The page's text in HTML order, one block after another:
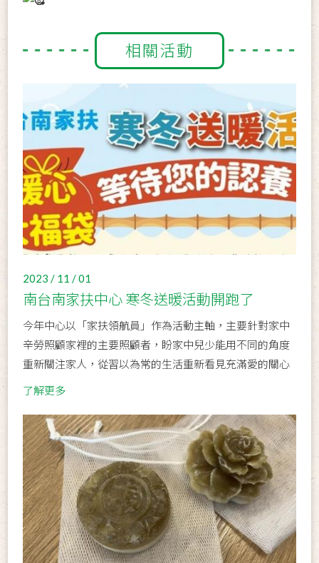
相關活動
2023 / 11 / 01
南台南家扶中心 寒冬送暖活動開跑了
今年中心以「家扶領航員」作為活動主軸，主要針對家中
辛勞照顧家裡的主要照顧者，盼家中兒少能用不同的角度
重新關注家人，從習以為常的生活重新看見充滿愛的關心
了解更多